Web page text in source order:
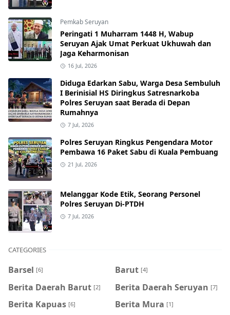
Pemkab Seruyan
Peringati 1 Muharram 1448 H, Wabup
Seruyan Ajak Umat Perkuat Ukhuwah dan
Jaga Keharmonisan
16 Jul, 2026
Diduga Edarkan Sabu, Warga Desa Sembuluh
I Berinisial HS Diringkus Satresnarkoba
Polres Seruyan saat Berada di Depan
Rumahnya
7 Jul, 2026
Polres Seruyan Ringkus Pengendara Motor
Pembawa 16 Paket Sabu di Kuala Pembuang
21 Jul, 2026
Melanggar Kode Etik, Seorang Personel
Polres Seruyan Di-PTDH
7 Jul, 2026
CATEGORIES
Barsel [6] Barut [4]
Berita Daerah Barut [2] Berita Daerah Seruyan [7]
Berita Kapuas [6] Berita Mura [1]